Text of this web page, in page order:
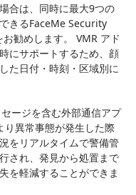
合は、同時に最大9つの
きるFaceMe Security
勧めします。 VMR アド
にサポートするため、顔
た日付・時刻・区域別に
ージを含む外部通信アプ
り異常事態が発生した際
をリアルタイムで警備管
され、発見から処置まで
を軽減することができま